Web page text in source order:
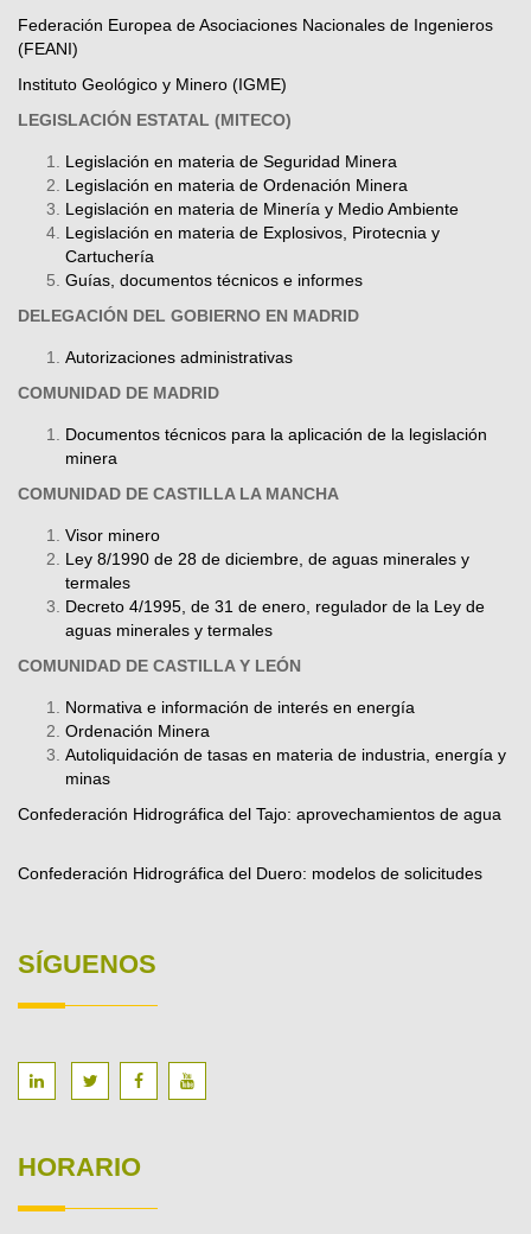
Federación Europea de Asociaciones Nacionales de Ingenieros
(FEANI)
Instituto Geológico y Minero (IGME)
LEGISLACIÓN ESTATAL (MITECO)
Legislación en materia de Seguridad Minera
Legislación en materia de Ordenación Minera
Legislación en materia de Minería y Medio Ambiente
Legislación en materia de Explosivos, Pirotecnia y
Cartuchería
Guías, documentos técnicos e informes
DELEGACIÓN DEL GOBIERNO EN MADRID
Autorizaciones administrativas
COMUNIDAD DE MADRID
Documentos técnicos para la aplicación de la legislación
minera
COMUNIDAD DE CASTILLA LA MANCHA
Visor minero
Ley 8/1990 de 28 de diciembre, de aguas minerales y
termales
Decreto 4/1995, de 31 de enero, regulador de la Ley de
aguas minerales y termales
COMUNIDAD DE CASTILLA Y LEÓN
Normativa e información de interés en energía
Ordenación Minera
Autoliquidación de tasas en materia de industria, energía y
minas
Confederación Hidrográfica del Tajo: aprovechamientos de agua
Confederación Hidrográfica del Duero: modelos de solicitudes
SÍGUENOS
HORARIO